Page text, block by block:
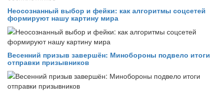
Неосознанный выбор и фейки: как алгоритмы соцсетей
формируют нашу картину мира
Весенний призыв завершён: Минобороны подвело итоги
отправки призывников